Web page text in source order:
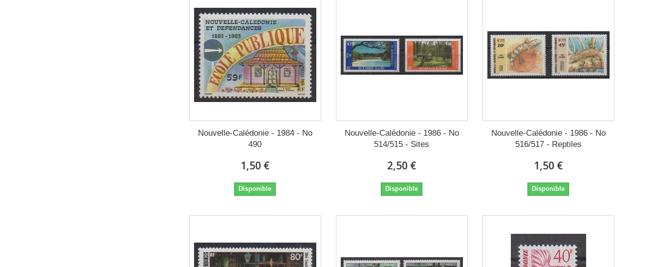
Nouvelle-Calédonie - 1984 - No
490
1,50 €
Disponible
Nouvelle-Calédonie - 1986 - No
514/515 - Sites
2,50 €
Disponible
Nouvelle-Calédonie - 1986 - No
516/517 - Reptiles
1,50 €
Disponible